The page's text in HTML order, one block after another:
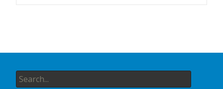
Search
for: